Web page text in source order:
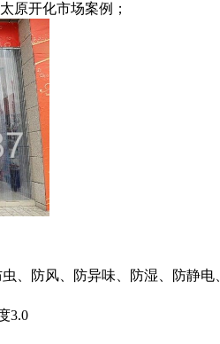
原开化市场案例；
、防风、防异味、防湿、防静电
3.0